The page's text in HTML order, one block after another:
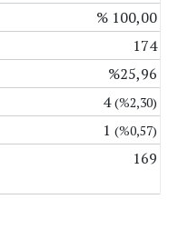
% 100,00
174
%25,96
4(%2,30)
1 (%0,57)
169